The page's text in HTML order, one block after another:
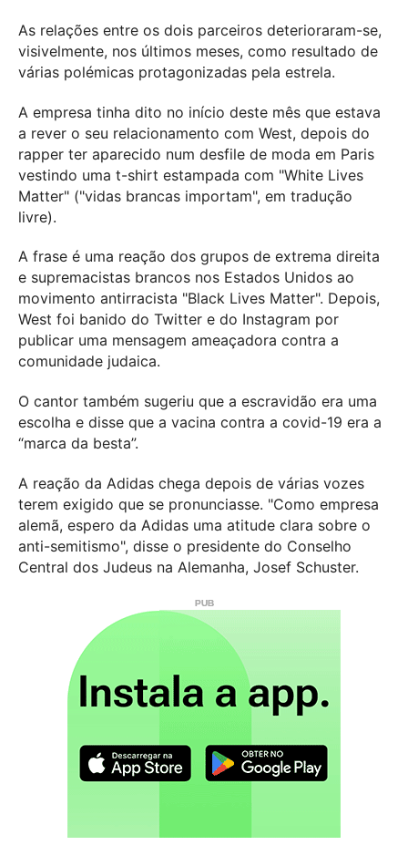
As relações entre os dois parceiros deterioraram-se,
visivelmente, nos últimos meses, como resultado de
várias polémicas protagonizadas pela estrela.
A empresa tinha dito no início deste mês que estava
a rever o seu relacionamento com West, depois do
rapper ter aparecido num desfile de moda em Paris
vestindo uma t-shirt estampada com "White Lives
Matter" ("vidas brancas importam", em tradução
livre).
A frase é uma reação dos grupos de extrema direita
e supremacistas brancos nos Estados Unidos ao
movimento antirracista "Black Lives Matter". Depois,
West foi banido do Twitter e do Instagram por
publicar uma mensagem ameaçadora contra a
comunidade judaica.
O cantor também sugeriu que a escravidão era uma
escolha e disse que a vacina contra a covid-19 era a
“marca da besta”.
A reação da Adidas chega depois de várias vozes
terem exigido que se pronunciasse. "Como empresa
alemã, espero da Adidas uma atitude clara sobre o
anti-semitismo", disse o presidente do Conselho
Central dos Judeus na Alemanha, Josef Schuster.